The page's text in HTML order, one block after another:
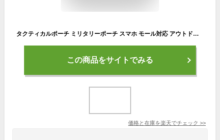
タクティカルポーチ ミリタリーポーチ スマホ モール対応 アウトドア スポーツ 収納 マルチポーチ キャンプ ポーチ 小物入れ メンズ レディース 多機能ポーチ ベルトポーチ ショルダーポーチ
この商品をサイトでみる
価格と在庫を楽天でチェック >>